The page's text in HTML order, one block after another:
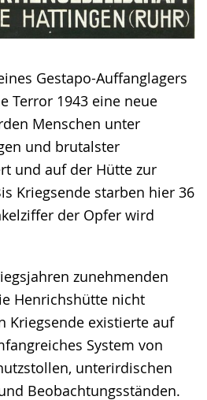
Gestapo-Auffanglagers
Terror 1943 eine neue
Menschen unter
und brutalster
und auf der Hütte zur
Kriegsende starben hier 36
der Opfer wird
zunehmenden
Henrichshütte nicht
Kriegsende existierte auf
System von
unterirdischen
Beobachtungsständen.